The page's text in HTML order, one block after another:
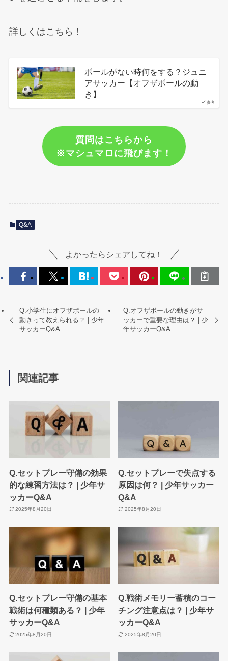
詳しくはこちら！
参考
ボールがない時何をする？ジュニ
アサッカー【オフザボールの動
き】
質問はこちらから
※マシュマロに飛びます！
Q&A
よかったらシェアしてね！
Q.小学生にオフザボールの
動きって教えられる？ | 少年
サッカーQ&A
Q.オフザボールの動きがサ
ッカーで重要な理由は？ | 少
年サッカーQ&A
関連記事
Q.セットプレー守備の効果
的な練習方法は？ | 少年サ
ッカーQ&A
2025年8月20日
Q.セットプレーで失点する
原因は何？ | 少年サッカー
Q&A
2025年8月20日
Q.セットプレー守備の基本
戦術は何種類ある？ | 少年
サッカーQ&A
2025年8月20日
Q.戦術メモリー蓄積のコー
チング注意点は？ | 少年サ
ッカーQ&A
2025年8月20日